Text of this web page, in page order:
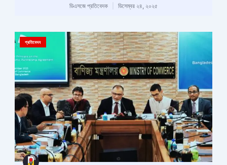
ডিএসজে প্রতিবেদক ডিসেম্বর ২৪, ২০২৫
প্রতিবেদন